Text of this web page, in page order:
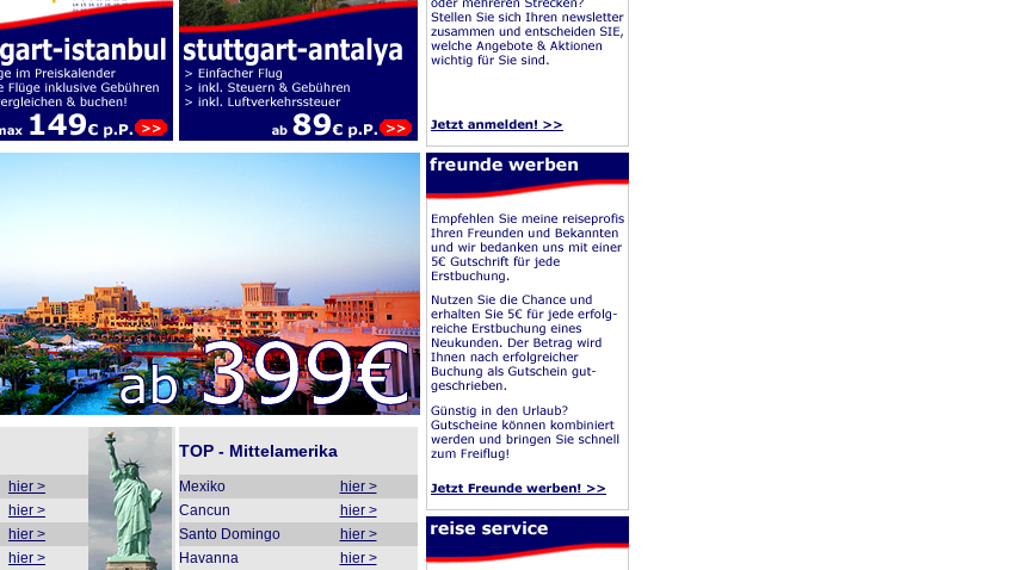
hier >
hier >
hier >
hier >
TOP - Mittelamerika
Mexiko
hier >
Cancun
hier >
Santo Domingo
hier >
Havanna
hier >